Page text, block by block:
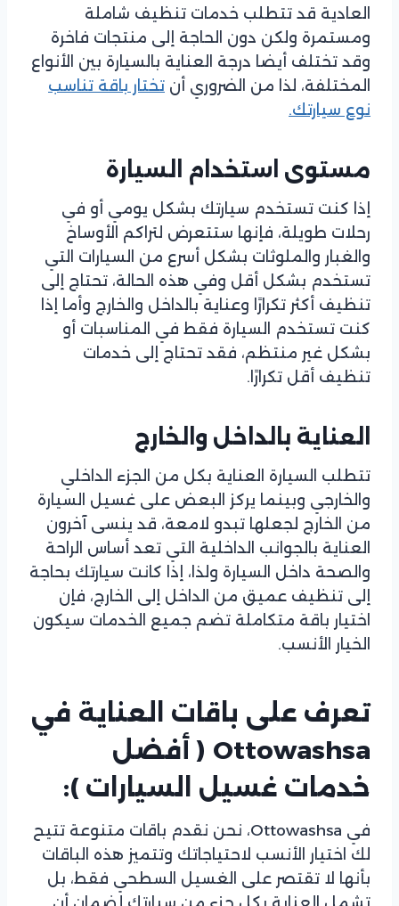
العادية قد تتطلب خدمات تنظيف شاملة
ومستمرة ولكن دون الحاجة إلى منتجات فاخرة
وقد تختلف أيضا درجة العناية بالسيارة بين الأنواع
المختلفة، لذا من الضروري أن تختار باقة تناسب
نوع سيارتك.
مستوى استخدام السيارة
إذا كنت تستخدم سيارتك بشكل يومي أو في
رحلات طويلة، فإنها ستتعرض لتراكم الأوساخ
والغبار والملوثات بشكل أسرع من السيارات التي
تستخدم بشكل أقل وفي هذه الحالة، تحتاج إلى
تنظيف أكثر تكرارًا وعناية بالداخل والخارج وأما إذا
كنت تستخدم السيارة فقط في المناسبات أو
بشكل غير منتظم، فقد تحتاج إلى خدمات
تنظيف أقل تكرارًا.
العناية بالداخل والخارج
تتطلب السيارة العناية بكل من الجزء الداخلي
والخارجي وبينما يركز البعض على غسيل السيارة
من الخارج لجعلها تبدو لامعة، قد ينسى آخرون
العناية بالجوانب الداخلية التي تعد أساس الراحة
والصحة داخل السيارة ولذا، إذا كانت سيارتك بحاجة
إلى تنظيف عميق من الداخل إلى الخارج، فإن
اختيار باقة متكاملة تضم جميع الخدمات سيكون
الخيار الأنسب.
تعرف على باقات العناية في
Ottowashsa
( أفضل
خدمات غسيل السيارات ):
في Ottowashsa، نحن نقدم باقات متنوعة تتيح
لك اختيار الأنسب لاحتياجاتك وتتميز هذه الباقات
بأنها لا تقتصر على الغسيل السطحي فقط، بل